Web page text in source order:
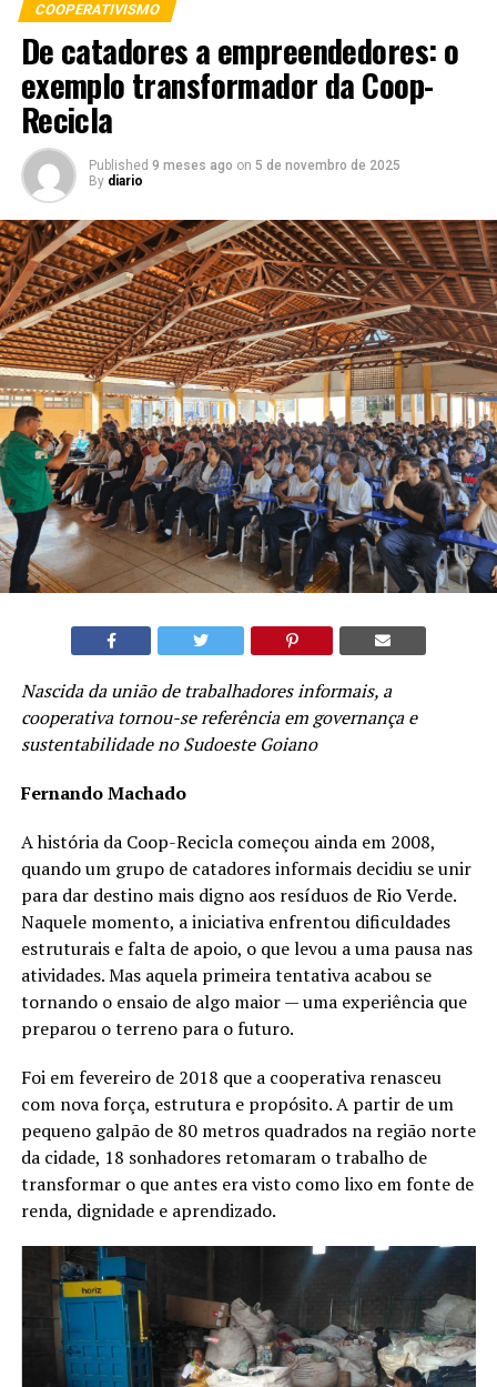
COOPERATIVISMO
De catadores a empreendedores: o
exemplo transformador da Coop-
Recicla
Published 9 meses ago on 5 de novembro de 2025
By diario
Nascida da união de trabalhadores informais, a
cooperativa tornou-se referência em governança e
sustentabilidade no Sudoeste Goiano
Fernando Machado
A história da Coop-Recicla começou ainda em 2008,
quando um grupo de catadores informais decidiu se unir
para dar destino mais digno aos resíduos de Rio Verde.
Naquele momento, a iniciativa enfrentou dificuldades
estruturais e falta de apoio, o que levou a uma pausa nas
atividades. Mas aquela primeira tentativa acabou se
tornando o ensaio de algo maior — uma experiência que
preparou o terreno para o futuro.
Foi em fevereiro de 2018 que a cooperativa renasceu
com nova força, estrutura e propósito. A partir de um
pequeno galpão de 80 metros quadrados na região norte
da cidade, 18 sonhadores retomaram o trabalho de
transformar o que antes era visto como lixo em fonte de
renda, dignidade e aprendizado.